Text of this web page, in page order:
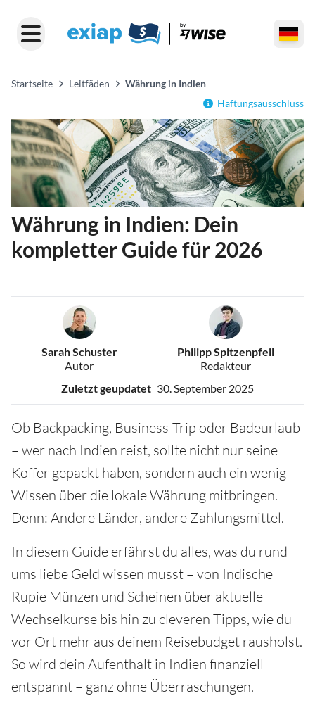
Startseite Leitfäden
Währung in Indien
Haftungsausschluss
Währung in Indien: Dein
kompletter Guide für 2026
Sarah Schuster
Autor
Philipp Spitzenpfeil
Redakteur
Zuletzt geupdatet 30. September 2025
Ob Backpacking, Business-Trip oder Badeurlaub
– wer nach Indien reist, sollte nicht nur seine
Koffer gepackt haben, sondern auch ein wenig
Wissen über die lokale Währung mitbringen.
Denn: Andere Länder, andere Zahlungsmittel.
In diesem Guide erfährst du alles, was du rund
ums liebe Geld wissen musst – von Indische
Rupie Münzen und Scheinen über aktuelle
Wechselkurse bis hin zu cleveren Tipps, wie du
vor Ort mehr aus deinem Reisebudget rausholst.
So wird dein Aufenthalt in Indien finanziell
entspannt – ganz ohne Überraschungen.